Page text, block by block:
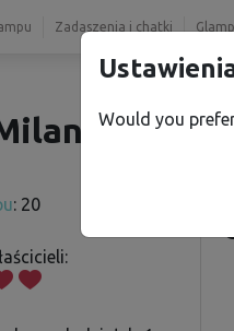
Zadaszenia i chatki
J.
: 20
Would you